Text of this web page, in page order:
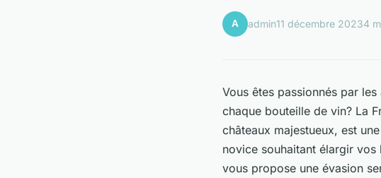
A admin11 décembre 20234
Vous êtes passionnés par
chaque bouteille de vin? La
châteaux majestueux, est
novice souhaitant élargir
vous propose une évasion